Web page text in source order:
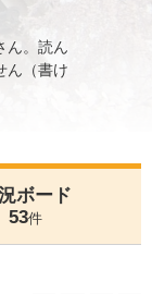
ん。読ん
ん（書け
ボード
53件